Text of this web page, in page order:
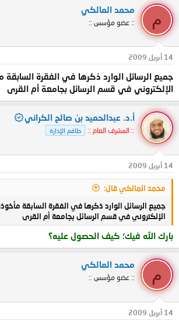
م
محمد المالكي
:: عضو مؤسس ::
14 أبريل 2009
جميع الرسائل الوارد ذكرها في الفقرة
الإلكتروني في قسم الرسائل بجامعة أم القرى
أ.د. عبدالحميد بن صالح الكراني
:: المشرف العام :: طاقم الإدارة
14 أبريل 2009
محمد المالكي قال:
جميع الرسائل الوارد ذكرها في الفقرة السابقة
الإلكتروني في قسم الرسائل بجامعة أم القرى
بارك الله فيك؛ كيف الحصول عليه؟
م
محمد المالكي
:: عضو مؤسس ::
14 أبريل 2009